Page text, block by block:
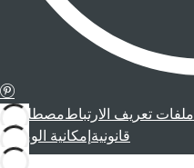
ملفات تعريف الارتباطمصطلحات
قانونية إمكانية الوصول